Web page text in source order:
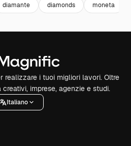
diamante diamonds moneta
realizzare i tuoi migliori lavori. Oltre
imprese, agenzie e studi.
Italiano